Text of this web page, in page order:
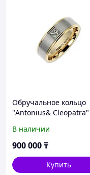
Обручальное кольцо
"Antonius& Cleopatra"
В наличии
900 000₸
Купить